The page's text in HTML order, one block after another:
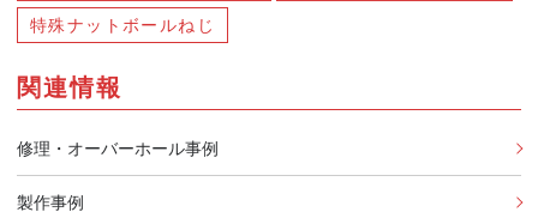
特殊ナットボールねじ
関連情報
修理・オーバーホール事例
製作事例